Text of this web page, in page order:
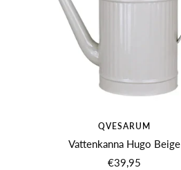
QVESARUM
Vattenkanna Hugo Beige
Angebotspreis
€39,95